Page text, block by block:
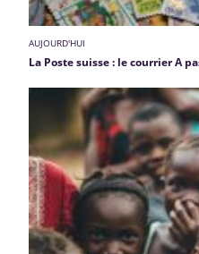
AUJOURD'HUI
La Poste suisse : le courrier A